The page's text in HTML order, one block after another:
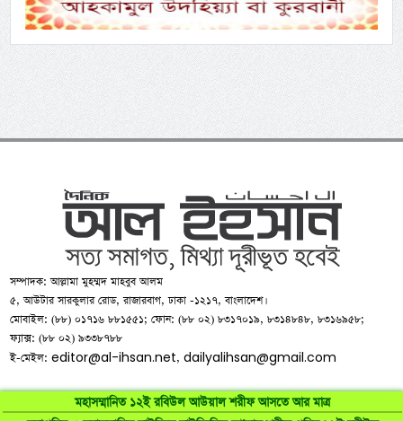
মহাসম্মানিত ১২ই রবিউল আউয়াল শরীফ আসতে আর মাত্র
সম্পাদক: আল্লামা মুহম্মদ মাহবুব আলম
৫, আউটার সারকুলার রোড, রাজারবাগ, ঢাকা -১২১৭, বাংলাদেশ।
মোবাইল: (৮৮) ০১৭১৬ ৮৮১৫৫১; ফোন: (৮৮ ০২) ৮৩১৭০১৯, ৮৩১৪৮৪৮, ৮৩১৬৯৫৮;
ফ্যাক্স: (৮৮ ০২) ৯৩৩৮৭৮৮
ই-মেইল:editor@al-ihsan.net,dailyalihsan@gmail.com